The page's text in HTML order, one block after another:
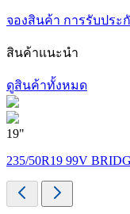
จองสินค้า การรับประ
สินค้าแนะนำ
ดูสินค้าทั้งหมด
19"
235/50R19 99V